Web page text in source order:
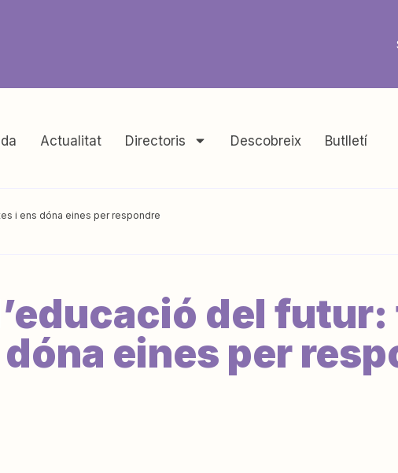
Actualitat Directoris Descobreix Butlletí
i ens dóna eines per respondre
del futur:
eines per